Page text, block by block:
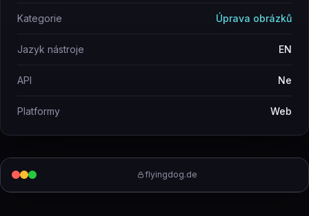
flyingdog.de
Kategorie Úprava obrázků
Jazyk nástroje EN
API Ne
Platformy Web